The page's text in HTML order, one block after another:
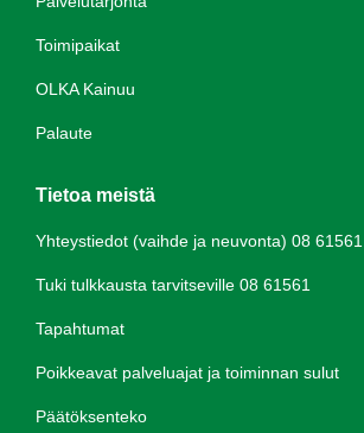
Toimipaikat
OLKA Kainuu
Palaute
Tietoa meistä
Yhteystiedot (vaihde ja neuvonta) 08 61561
Tuki tulkkausta tarvitseville 08 61561
Tapahtumat
Poikkeavat palveluajat ja toiminnan sulut
Päätöksenteko